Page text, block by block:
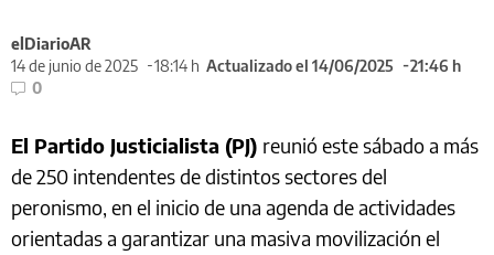
elDiarioAR
14 de junio de 2025
18:14 h Actualizado el 14/06/2025
21:46 h
0
El Partido Justicialista (PJ) reunió este sábado a más
de 250 intendentes de distintos sectores del
peronismo, en el inicio de una agenda de actividades
orientadas a garantizar una masiva movilización el